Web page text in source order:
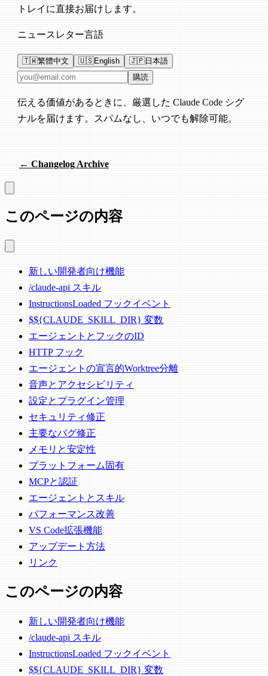
トレイに直接お届けします。
ニュースレター言語
🇹🇼繁體中文 🇺🇸English 🇯🇵日本語
メールアドレス 購読
伝える価値があるときに、厳選した Claude Code シグ
ナルを届けます。スパムなし、いつでも解除可能。
← Changelog Archive
このページの内容
新しい開発者向け機能
/claude-api スキル
InstructionsLoaded フックイベント
$${CLAUDE_SKILL_DIR} 変数
エージェントとフックのID
HTTP フック
エージェントの宣言的Worktree分離
音声とアクセシビリティ
設定とプラグイン管理
セキュリティ修正
主要なバグ修正
メモリと安定性
プラットフォーム固有
MCPと認証
エージェントとスキル
パフォーマンス改善
VS Code拡張機能
アップデート方法
リンク
このページの内容
新しい開発者向け機能
/claude-api スキル
InstructionsLoaded フックイベント
$${CLAUDE_SKILL_DIR} 変数